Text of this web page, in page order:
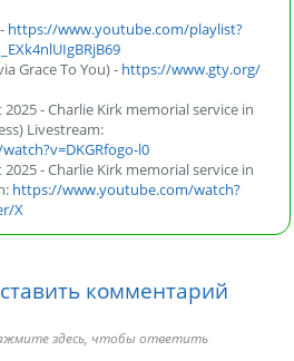
https://www.youtube.com/playlist?
Grace To You) - https://www.gty.org/
2025 - Charlie Kirk memorial service in
Livestream:
l0
2025 - Charlie Kirk memorial service in
https://www.youtube.com/watch?
X
комментарий
здесь, чтобы ответить